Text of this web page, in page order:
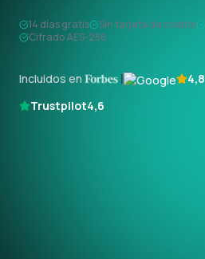
14 días gratis Sin tarjeta de crédito
Cifrado AES-256
Incluidos en | 4,8
Trustpilot4,6